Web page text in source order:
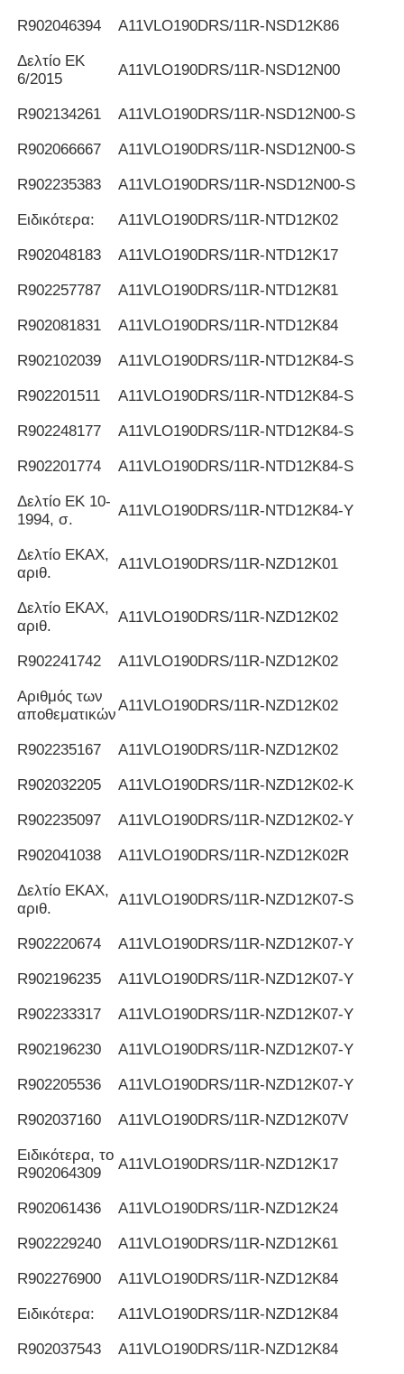
R902046394 Α11VLO190DRS/11R-NSD12K86
Δελτίο ΕΚ
6/2015
Α11VLO190DRS/11R-NSD12N00
R902134261 Α11VLO190DRS/11R-NSD12N00-S
R902066667 Α11VLO190DRS/11R-NSD12N00-S
R902235383 Α11VLO190DRS/11R-NSD12N00-S
Ειδικότερα: Α11VLO190DRS/11R-NTD12K02
R902048183 Α11VLO190DRS/11R-NTD12K17
R902257787 Α11VLO190DRS/11R-NTD12K81
R902081831 Α11VLO190DRS/11R-NTD12K84
R902102039 Α11VLO190DRS/11R-NTD12K84-S
R902201511 Α11VLO190DRS/11R-NTD12K84-S
R902248177 Α11VLO190DRS/11R-NTD12K84-S
R902201774 Α11VLO190DRS/11R-NTD12K84-S
Δελτίο ΕΚ 10-
1994, σ.
Α11VLO190DRS/11R-NTD12K84-Y
Δελτίο ΕΚΑΧ,
αριθ.
Α11VLO190DRS/11R-NZD12K01
Δελτίο ΕΚΑΧ,
αριθ.
Α11VLO190DRS/11R-NZD12K02
R902241742 Α11VLO190DRS/11R-NZD12K02
Αριθμός των
αποθεματικών
Α11VLO190DRS/11R-NZD12K02
R902235167 Α11VLO190DRS/11R-NZD12K02
R902032205 Α11VLO190DRS/11R-NZD12K02-K
R902235097 Α11VLO190DRS/11R-NZD12K02-Y
R902041038 Α11VLO190DRS/11R-NZD12K02R
Δελτίο ΕΚΑΧ,
αριθ.
Α11VLO190DRS/11R-NZD12K07-S
R902220674 Α11VLO190DRS/11R-NZD12K07-Y
R902196235 Α11VLO190DRS/11R-NZD12K07-Y
R902233317 Α11VLO190DRS/11R-NZD12K07-Y
R902196230 Α11VLO190DRS/11R-NZD12K07-Y
R902205536 Α11VLO190DRS/11R-NZD12K07-Y
R902037160 Α11VLO190DRS/11R-NZD12K07V
Ειδικότερα, το
R902064309
Α11VLO190DRS/11R-NZD12K17
R902061436 Α11VLO190DRS/11R-NZD12K24
R902229240 Α11VLO190DRS/11R-NZD12K61
R902276900 Α11VLO190DRS/11R-NZD12K84
Ειδικότερα: Α11VLO190DRS/11R-NZD12K84
R902037543 Α11VLO190DRS/11R-NZD12K84